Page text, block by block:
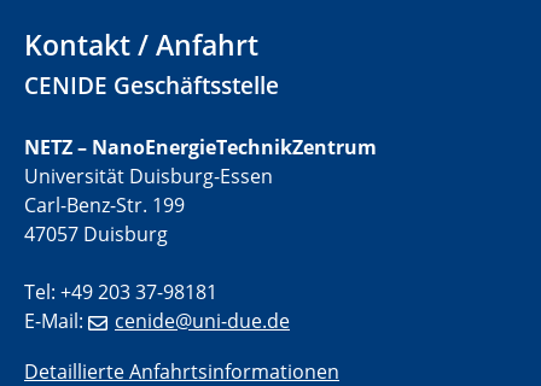
electrocatalysts
01.07.2025
29.07.2025
Colloquium IMPR SusMet
Closing metal loops sustainably - opportunities &
05.08.2025
Colloquia Series on Sustainable Metallurgy
Towards a Sustainable Future: EU Safe and Sustainable
Kontakt / Anfahrt
CENIDE Geschäftsstelle
NETZ – NanoEnergieTechnikZentrum
Universität Duisburg-Essen
Carl-Benz-Str. 199
47057 Duisburg
Tel: +49 203 37-98181
E-Mail:
cenide@uni-due.de
Detaillierte Anfahrtsinformationen